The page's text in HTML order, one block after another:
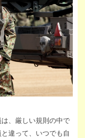
、厳しい規則の中で
違って、いつでも自